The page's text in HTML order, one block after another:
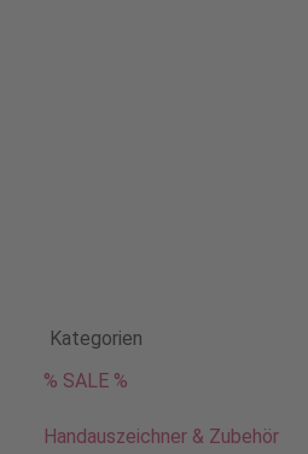
Kategorien
% SALE %
Handauszeichner & Zubehör